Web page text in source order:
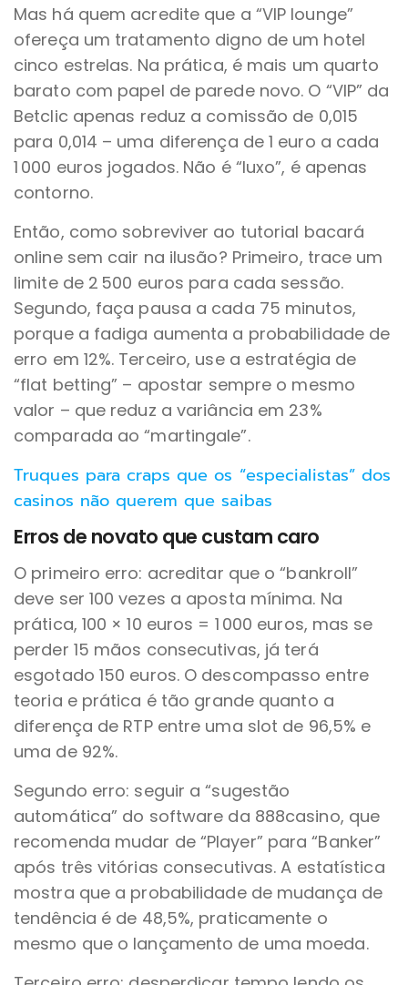
Mas há quem acredite que a “VIP lounge”
ofereça um tratamento digno de um hotel
cinco estrelas. Na prática, é mais um quarto
barato com papel de parede novo. O “VIP” da
Betclic apenas reduz a comissão de 0,015
para 0,014 – uma diferença de 1 euro a cada
1 000 euros jogados. Não é “luxo”, é apenas
contorno.
Então, como sobreviver ao tutorial bacará
online sem cair na ilusão? Primeiro, trace um
limite de 2 500 euros para cada sessão.
Segundo, faça pausa a cada 75 minutos,
porque a fadiga aumenta a probabilidade de
erro em 12%. Terceiro, use a estratégia de
“flat betting” – apostar sempre o mesmo
valor – que reduz a variância em 23%
comparada ao “martingale”.
Truques para craps que os “especialistas” dos
casinos não querem que saibas
Erros de novato que custam caro
O primeiro erro: acreditar que o “bankroll”
deve ser 100 vezes a aposta mínima. Na
prática, 100 × 10 euros = 1 000 euros, mas se
perder 15 mãos consecutivas, já terá
esgotado 150 euros. O descompasso entre
teoria e prática é tão grande quanto a
diferença de RTP entre uma slot de 96,5% e
uma de 92%.
Segundo erro: seguir a “sugestão
automática” do software da 888casino, que
recomenda mudar de “Player” para “Banker”
após três vitórias consecutivas. A estatística
mostra que a probabilidade de mudança de
tendência é de 48,5%, praticamente o
mesmo que o lançamento de uma moeda.